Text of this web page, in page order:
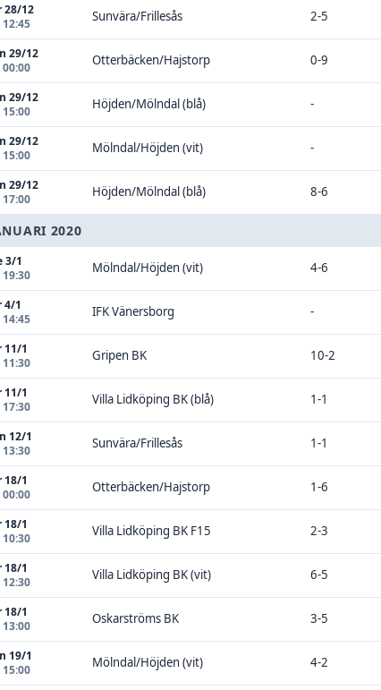
28/12
12:45
Sunvära/Frillesås 2-5
29/12
00:00
Otterbäcken/Hajstorp 0-9
29/12
15:00
Höjden/Mölndal (blå) -
29/12
15:00
Mölndal/Höjden (vit) -
29/12
17:00
Höjden/Mölndal (blå) 8-6
2020
3/1
19:30
Mölndal/Höjden (vit) 4-6
4/1
14:45
IFK Vänersborg -
11/1
11:30
Gripen BK 10-2
11/1
17:30
Villa Lidköping BK (blå) 1-1
12/1
13:30
Sunvära/Frillesås 1-1
18/1
00:00
Otterbäcken/Hajstorp 1-6
18/1
10:30
Villa Lidköping BK F15 2-3
18/1
12:30
Villa Lidköping BK (vit) 6-5
18/1
13:00
Oskarströms BK 3-5
19/1
15:00
Mölndal/Höjden (vit) 4-2